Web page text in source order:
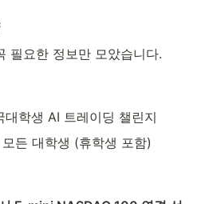
필요한 정보만 모았습니다.
학생 AI 트레이딩 챌린지
든 대학생 (휴학생 포함)